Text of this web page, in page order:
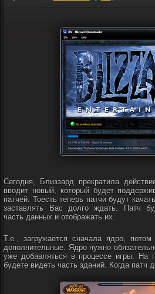
Сегодня, Близзард прекратила
вводит новый, который будет
патчей. Тоесть теперь патчи будут
заставлять Вас долго ждать. Патч
часть данных и отображать их.
Т.е., загружается сначала ядро,
дополнительные. Ядро нужно
уже добавляться в процессе игры. На
будете видеть часть зданий. Когда патч